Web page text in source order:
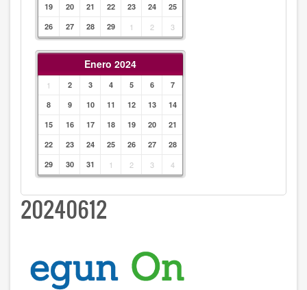
19
20 21 22 23 24
25
26
27 28 29 1 2 3
Enero 2024
1 2 3 4 5 6
7
8
9 10 11 12 13
14
15
16 17 18 19 20
21
22
23 24 25 26 27
28
29
30 31 1 2 3 4
20240612